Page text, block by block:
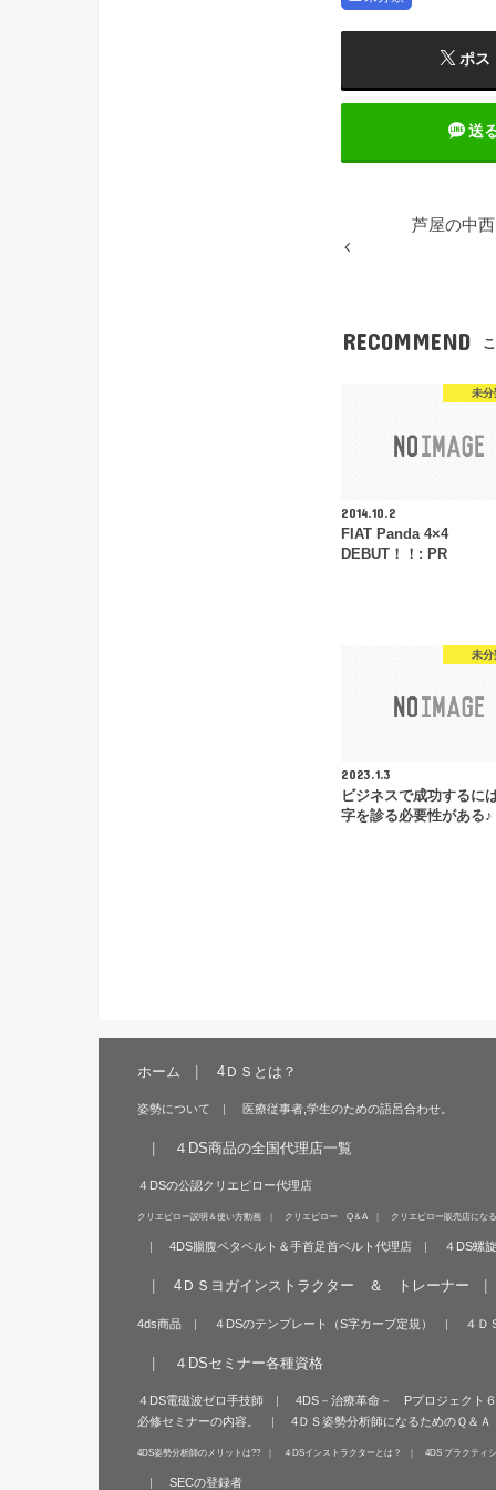
ポス
送
芦屋の中
RECOMMEND
未分
2014.10.2
FIAT Panda 4×4
DEBUT！！: PR
未分
2023.1.3
ビジネスで成功するに
字を診る必要性がある♪
ホーム 4ＤＳとは？
姿勢について 医療従事者,学生のための語呂合わせ。
４DS商品の全国代理店一覧
４DSの公認クリエピロー代理店
クリエピロー説明＆使い方動画 クリエピロー Q＆A クリエピロー販売店にな
4DS腸腹ペタベルト＆手首足首ベルト代理店 ４DS螺
4ＤＳヨガインストラクター ＆ トレーナー
4ds商品 ４DSのテンプレート（S字カーブ定規） ４Ｄ
４DSセミナー各種資格
４DS電磁波ゼロ手技師
4DS－治療革命－ Pプロジェクト
必修セミナーの内容。
4ＤＳ姿勢分析師になるためのＱ＆Ａ
4DS姿勢分析師のメリットは?? ４DSインストラクターとは？ 4DS プラクティ
SECの登録者